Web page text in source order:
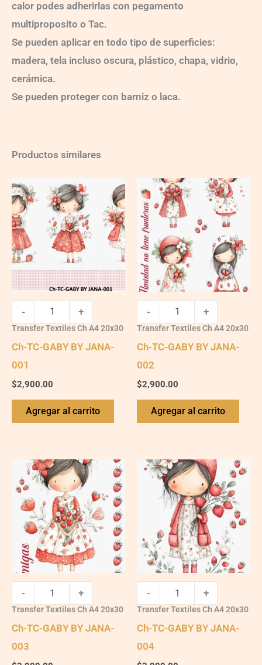
calor podes adherirlas con pegamento
multiproposito o Tac.
Se pueden aplicar en todo tipo de superficies:
madera, tela incluso oscura, plástico, chapa, vidrio,
cerámica.
Se pueden proteger con barniz o laca.
Productos similares
Ch-
TC-
GABY
BY
JANA-
001
quantity
- +
Transfer Textiles Ch A4 20x30
Ch-TC-GABY BY JANA-
001
$2,900.00
Agregar al carrito
TC-
GABY
BY
JANA-
002
quantity
- +
Transfer Textiles Ch A4 20x30
Ch-TC-GABY BY JANA-
002
$2,900.00
Agregar al carrito
TC-
GABY
JANA-
003
quantity
- +
Transfer Textiles Ch A4 20x30
Ch-TC-GABY BY JANA-
003
Ch-
quantity
- +
Transfer Textiles Ch A4 20x30
Ch-TC-GABY BY JANA-
004